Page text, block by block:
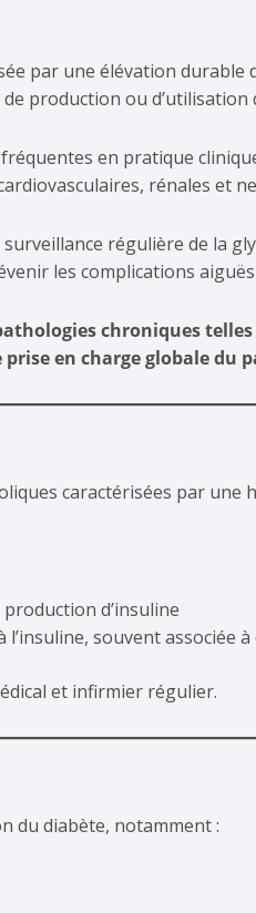
par une élévation durable
production ou d’utilisation
en pratique
rénales et
régulière de la
les complications
chroniques telles
en charge globale du
caractérisées par une
d’insuline
souvent associée
et infirmier régulier.
du diabète, notamment :